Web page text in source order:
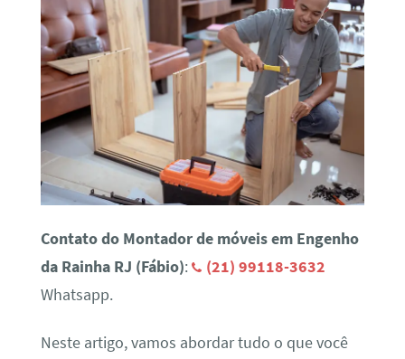
Contato do Montador de móveis em Engenho
da Rainha RJ (Fábio):
(21) 99118-3632
Whatsapp.
Neste artigo, vamos abordar tudo o que você